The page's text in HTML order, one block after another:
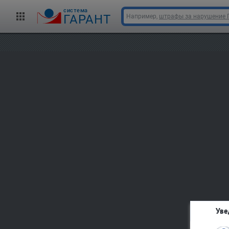
cистема
ГАРАНТ Например, штрафы за нарушение